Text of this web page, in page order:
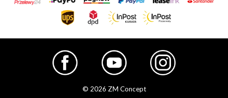
© 2026 ZM Concept